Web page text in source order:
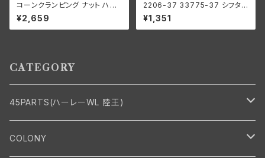
コーンクランピング ナット ハン
ドルバー ステアリングダンパー
なし ハーレーダビッドソン 193
6-48年 EL FL UL パーカーラ
¥2,659
2206-37 33775-37 シフタ
ーレバー スタッド オリジナル1ピ
ーススタイル パーカー ハーレー
1937-64年 全ハンドシフトモデ
¥1,351
CATEGORY
45PARTS(ハーレーWL 陸王)
エンジン
COLONY